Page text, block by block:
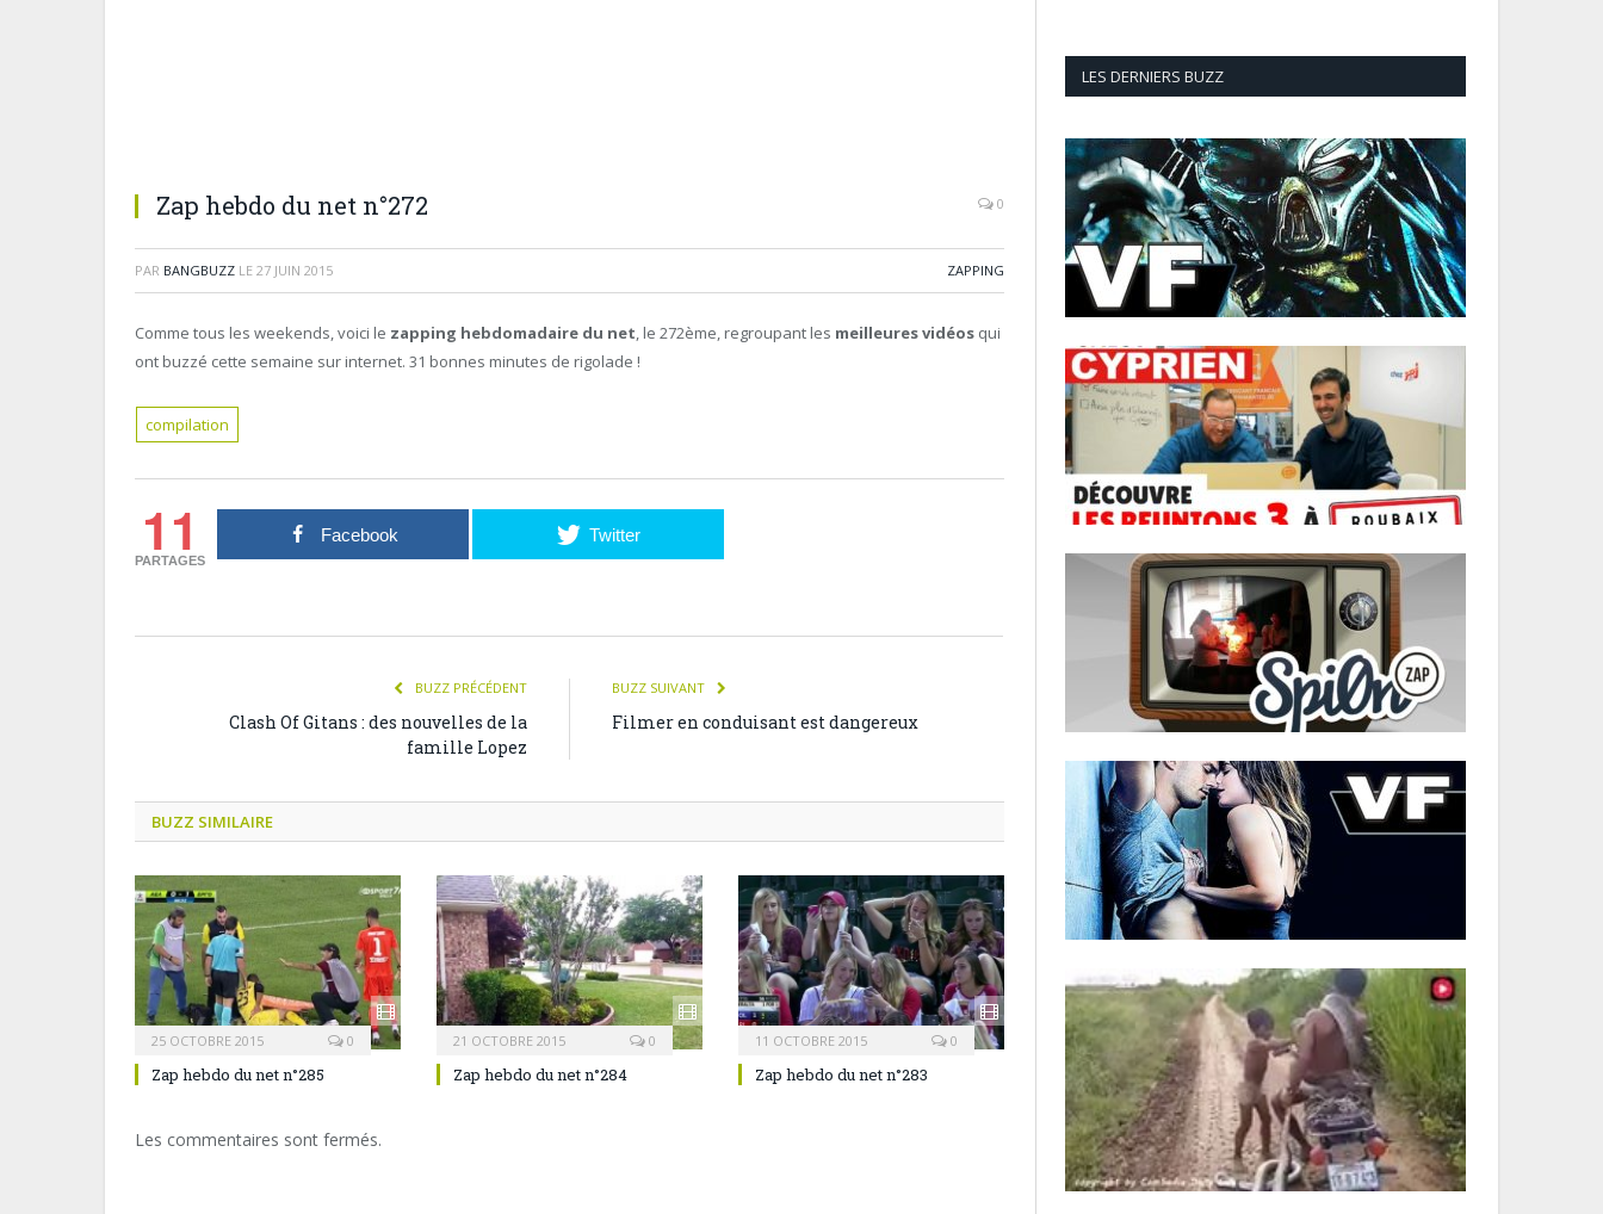
Zap hebdo du net n°272 0
PAR BANGBUZZ LE 27 JUIN 2015 ZAPPING
Comme tous les weekends, voici le zapping hebdomadaire du net, le 272ème, regroupant les meilleures vidéos qui
ont buzzé cette semaine sur internet. 31 bonnes minutes de rigolade !
compilation
11
PARTAGES
Facebook Twitter
BUZZ PRÉCÉDENT
Clash Of Gitans : des nouvelles de la
famille Lopez
BUZZ SUIVANT
Filmer en conduisant est dangereux
BUZZ SIMILAIRE
25 OCTOBRE 2015 0
Zap hebdo du net n°285
21 OCTOBRE 2015 0
Zap hebdo du net n°284
11 OCTOBRE 2015 0
Zap hebdo du net n°283
Les commentaires sont fermés.
LES DERNIERS BUZZ